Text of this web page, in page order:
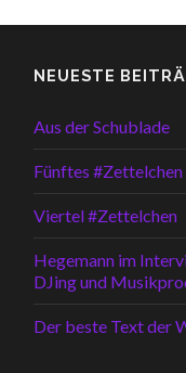
NEUESTE
Aus der Schublade
Fünftes #Zettelchen
Viertel #Zettelchen
Hegemann im
DJing und
Der beste Text der